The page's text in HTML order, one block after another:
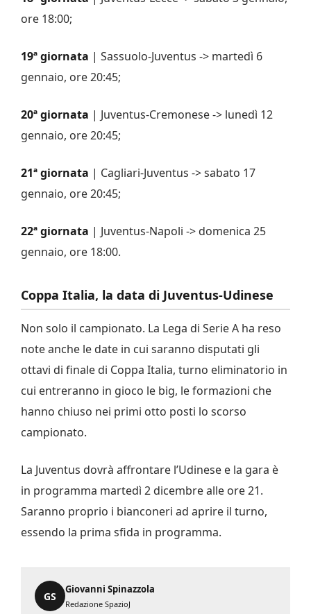
ore 18:00;
19ª giornata | Sassuolo-Juventus -> martedì 6
gennaio, ore 20:45;
20ª giornata | Juventus-Cremonese -> lunedì 12
gennaio, ore 20:45;
21ª giornata | Cagliari-Juventus -> sabato 17
gennaio, ore 20:45;
22ª giornata | Juventus-Napoli -> domenica 25
gennaio, ore 18:00.
Coppa Italia, la data di Juventus-Udinese
Non solo il campionato. La Lega di Serie A ha reso
note anche le date in cui saranno disputati gli
ottavi di finale di Coppa Italia, turno eliminatorio in
cui entreranno in gioco le big, le formazioni che
hanno chiuso nei primi otto posti lo scorso
campionato.
La Juventus dovrà affrontare l’Udinese e la gara è
in programma martedì 2 dicembre alle ore 21.
Saranno proprio i bianconeri ad aprire il turno,
essendo la prima sfida in programma.
GS
Giovanni Spinazzola
Redazione SpazioJ